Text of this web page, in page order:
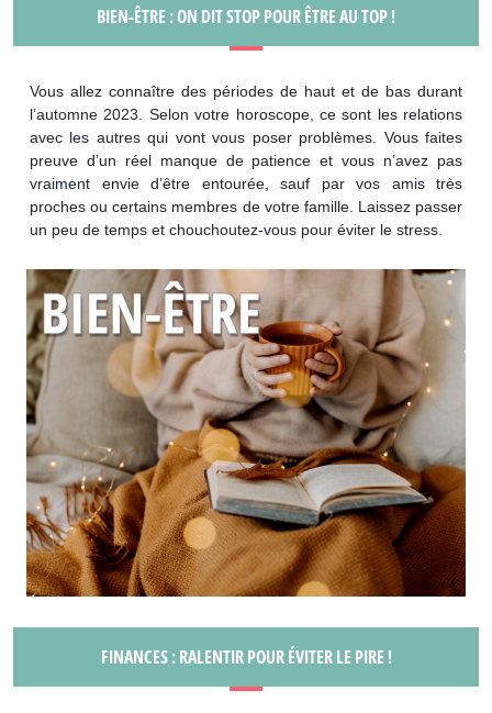
BIEN-ÊTRE : ON DIT STOP POUR ÊTRE AU TOP !
Vous allez connaître des périodes de haut et de bas durant
l’automne 2023. Selon votre horoscope, ce sont les relations
avec les autres qui vont vous poser problèmes. Vous faites
preuve d’un réel manque de patience et vous n’avez pas
vraiment envie d’être entourée, sauf par vos amis très
proches ou certains membres de votre famille. Laissez passer
un peu de temps et chouchoutez-vous pour éviter le stress.
FINANCES : RALENTIR POUR ÉVITER LE PIRE !